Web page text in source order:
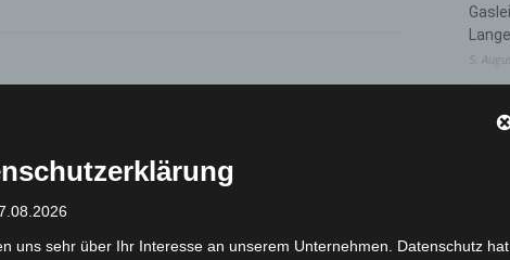
Erstes Gutachten zum Nachtflugverkehr am
5.
uns sehr über Ihr Interesse an unserem Unternehmen. Datenschutz hat